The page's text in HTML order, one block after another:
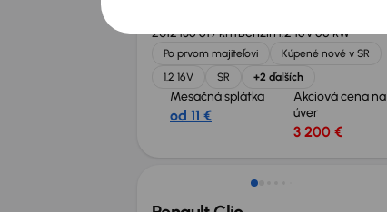
2012136 619 kmBenzín1.2 16V55 kW
Po prvom majiteľovi
Kúpené nové v SR
1.2 16V
SR +2 ďalších
Mesačná splátka
od 11 €
Akciová cena na
úver
3 200 €